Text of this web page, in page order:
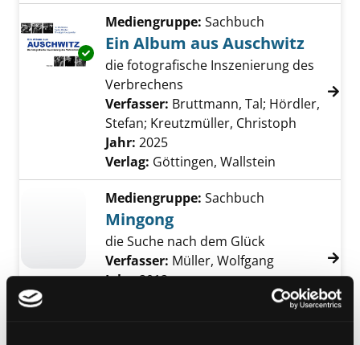
Exemplar-Details von Ein Album aus
Mediengruppe: Sachbuch
Ein Album aus Auschwitz
die fotografische Inszenierung des
Verbrechens
Verfasser: Bruttmann, Tal; Hördler,
Stefan; Kreutzmüller, Christoph
Jahr: 2025
Verlag: Göttingen, Wallstein
Mediengruppe: Sachbuch
Mingong
die Suche nach dem Glück
Verfasser: Müller, Wolfgang
Jahr:2012
Konsum,